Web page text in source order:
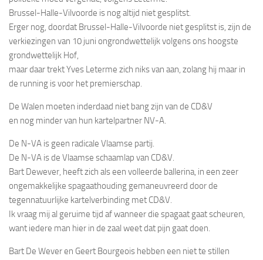
Brussel-Halle-Vilvoorde is nog altijd niet gesplitst.
Erger nog, doordat Brussel-Halle-Vilvoorde niet gesplitst is, zijn de
verkiezingen van 10 juni ongrondwettelijk volgens ons hoogste
grondwettelijk Hof,
maar daar trekt Yves Leterme zich niks van aan, zolang hij maar in
de running is voor het premierschap.
De Walen moeten inderdaad niet bang zijn van de CD&V
en nog minder van hun kartelpartner NV-A.
De N-VA is geen radicale Vlaamse partij.
De N-VA is de Vlaamse schaamlap van CD&V.
Bart Dewever, heeft zich als een volleerde ballerina, in een zeer
ongemakkelijke spagaathouding gemaneuvreerd door de
tegennatuurlijke kartelverbinding met CD&V.
Ik vraag mij al geruime tijd af wanneer die spagaat gaat scheuren,
want iedere man hier in de zaal weet dat pijn gaat doen.
Bart De Wever en Geert Bourgeois hebben een niet te stillen